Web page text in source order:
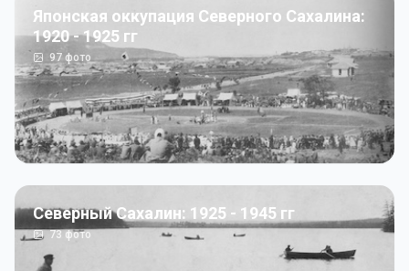
Японская оккупация Северного Сахалина:
1920 - 1925 гг
97 фото
Северный Сахалин: 1925 - 1945 гг
73фото